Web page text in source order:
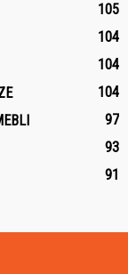
105
104
104
104
97
93
91